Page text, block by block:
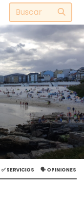
✅ SERVICIOS 🗣️ OPINIONES